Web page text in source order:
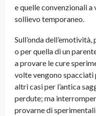
e quelle convenzionali
sollievo temporaneo.
Sull’onda
o per quella di un
a provare le cure
volte vengono spacciati
altri casi per l’antica
perdute; ma
provarne di